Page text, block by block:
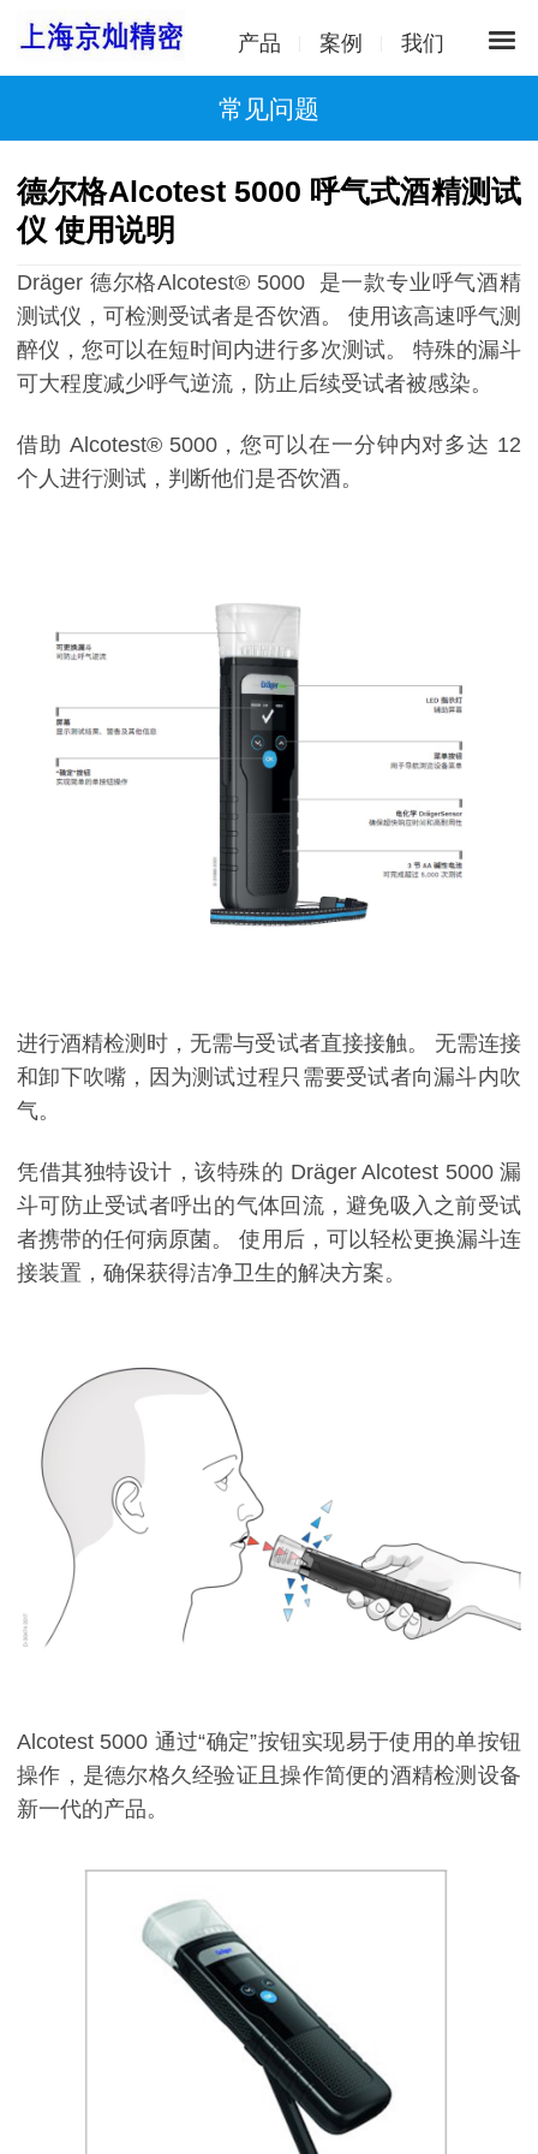
产品 案例 我们
常见问题
德尔格Alcotest 5000 呼气式酒精测试
仪 使用说明
Dräger 德尔格Alcotest® 5000 是一款专业呼气酒精
测试仪，可检测受试者是否饮酒。 使用该高速呼气测
醉仪，您可以在短时间内进行多次测试。 特殊的漏斗
可大程度减少呼气逆流，防止后续受试者被感染。
借助 Alcotest® 5000，您可以在一分钟内对多达 12
个人进行测试，判断他们是否饮酒。
进行酒精检测时，无需与受试者直接接触。 无需连接
和卸下吹嘴，因为测试过程只需要受试者向漏斗内吹
气。
凭借其独特设计，该特殊的 Dräger Alcotest 5000 漏
斗可防止受试者呼出的气体回流，避免吸入之前受试
者携带的任何病原菌。 使用后，可以轻松更换漏斗连
接装置，确保获得洁净卫生的解决方案。
Alcotest 5000 通过“确定”按钮实现易于使用的单按钮
操作，是德尔格久经验证且操作简便的酒精检测设备
新一代的产品。